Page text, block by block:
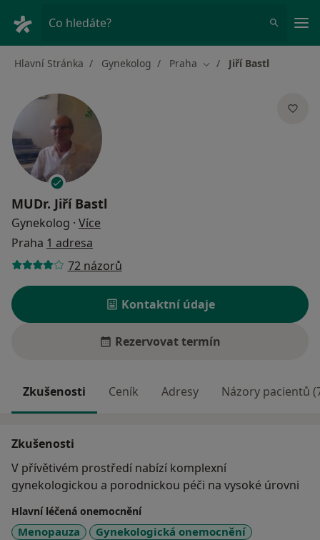
Co hledáte?
Hlavní Stránka Gynekolog Praha Změna města
Jiří Bastl
MUDr. Jiří Bastl
Gynekolog · Více
Praha 1 adresa
72 názorů
Kontaktní údaje
Rezervovat termín
Zkušenosti Ceník Adresy Názory pacientů
Zkušenosti
V přívětivém prostředí nabízí komplexní
gynekologickou a porodnickou péči na vysoké úrovni
Hlavní léčená onemocnění
Menopauza
Gynekologická onemocnění